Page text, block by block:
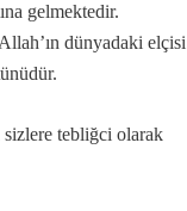
gelmektedir.
dünyadaki elçisi
sizlere tebliğci olarak